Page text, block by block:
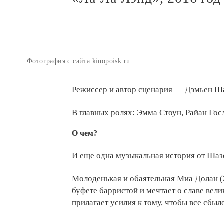
Фотография с сайта kinopoisk.ru
Режиссер и автор сценария — Дэмьен
В главных ролях: Эмма Стоун, Райан
О чем?
И еще одна музыкальная история от
Молоденькая и обаятельная Миа Долан
буфете барристой и мечтает о славе
прилагает усилия к тому, чтобы все